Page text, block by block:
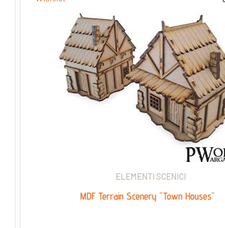
ELEMENTI SCENICI
MDF Terrain Scenery "Town Houses"